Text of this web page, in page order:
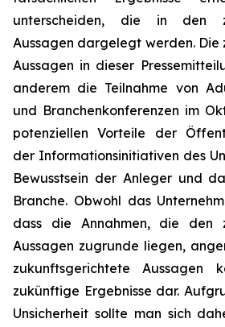
unterscheiden, die in den
Aussagen dargelegt werden. Die
Aussagen in dieser
anderem die Teilnahme von
und Branchenkonferenzen im
potenziellen Vorteile der
der Informationsinitiativen des
Bewusstsein der Anleger und
Branche. Obwohl das
dass die Annahmen, die den
Aussagen zugrunde liegen,
zukunftsgerichtete Aussagen
zukünftige Ergebnisse dar.
Unsicherheit sollte man sich